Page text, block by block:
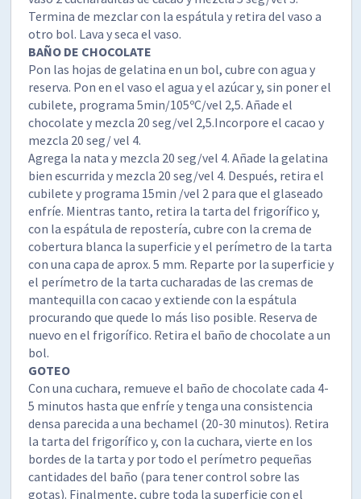
Termina de mezclar con la espátula y retira del vaso a
otro bol. Lava y seca el vaso.
BAÑO DE CHOCOLATE
Pon las hojas de gelatina en un bol, cubre con agua y
reserva. Pon en el vaso el agua y el azúcar y, sin poner el
cubilete, programa 5min/105ºC/vel 2,5. Añade el
chocolate y mezcla 20 seg/vel 2,5.Incorpore el cacao y
mezcla 20 seg/ vel 4.
Agrega la nata y mezcla 20 seg/vel 4. Añade la gelatina
bien escurrida y mezcla 20 seg/vel 4. Después, retira el
cubilete y programa 15min /vel 2 para que el glaseado
enfríe. Mientras tanto, retira la tarta del frigorífico y,
con la espátula de repostería, cubre con la crema de
cobertura blanca la superficie y el perímetro de la tarta
con una capa de aprox. 5 mm. Reparte por la superficie y
el perímetro de la tarta cucharadas de las cremas de
mantequilla con cacao y extiende con la espátula
procurando que quede lo más liso posible. Reserva de
nuevo en el frigorífico. Retira el baño de chocolate a un
bol.
GOTEO
Con una cuchara, remueve el baño de chocolate cada 4-
5 minutos hasta que enfríe y tenga una consistencia
densa parecida a una bechamel (20-30 minutos). Retira
la tarta del frigorífico y, con la cuchara, vierte en los
bordes de la tarta y por todo el perímetro pequeñas
cantidades del baño (para tener control sobre las
gotas). Finalmente, cubre toda la superficie con el